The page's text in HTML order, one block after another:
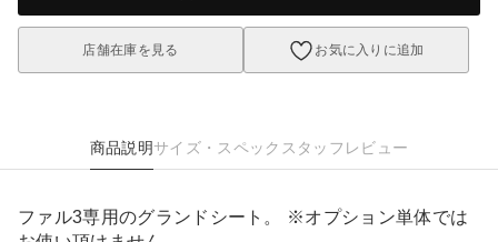
店舗在庫を見る お気に入りに追加
商品説明サイズ・スペック スタッフレビュー
ファル3専用のグランドシート。 ※オプション単体では